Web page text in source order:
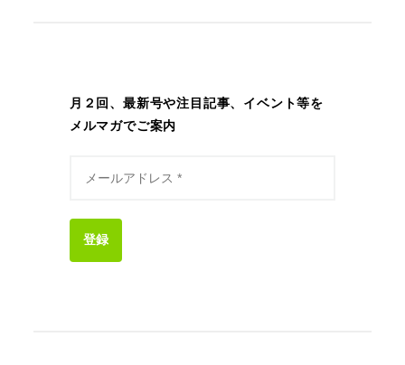
月２回、最新号や注目記事、イベント等を
メルマガでご案内
登録